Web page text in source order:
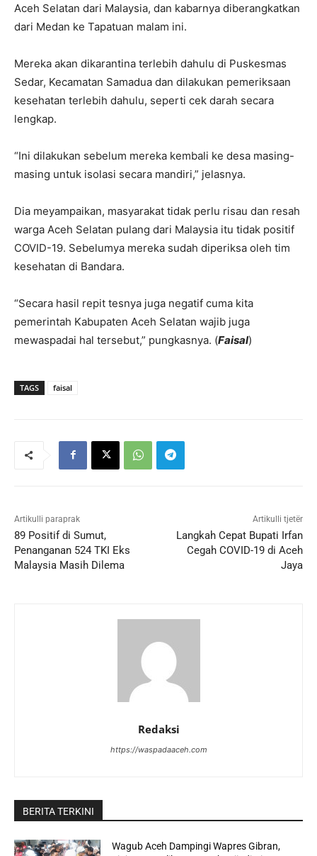
Aceh Selatan dari Malaysia, dan kabarnya diberangkatkan
dari Medan ke Tapatuan malam ini.
Mereka akan dikarantina terlebih dahulu di Puskesmas
Sedar, Kecamatan Samadua dan dilakukan pemeriksaan
kesehatan terlebih dahulu, seperti cek darah secara
lengkap.
“Ini dilakukan sebelum mereka kembali ke desa masing-
masing untuk isolasi secara mandiri,” jelasnya.
Dia meyampaikan, masyarakat tidak perlu risau dan resah
warga Aceh Selatan pulang dari Malaysia itu tidak positif
COVID-19. Sebelumya mereka sudah diperiksa oleh tim
kesehatan di Bandara.
“Secara hasil repit tesnya juga negatif cuma kita
pemerintah Kabupaten Aceh Selatan wajib juga
mewaspadai hal tersebut,” pungkasnya. (Faisal)
TAGS faisal
Artikulli paraprak
89 Positif di Sumut,
Penanganan 524 TKI Eks
Malaysia Masih Dilema
Artikulli tjetër
Langkah Cepat Bupati Irfan
Cegah COVID-19 di Aceh
Jaya
Redaksi
https://waspadaaceh.com
BERITA TERKINI
Wagub Aceh Dampingi Wapres Gibran,